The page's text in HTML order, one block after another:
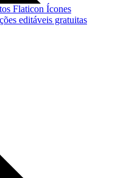
Flaticon Ícones
editáveis gratuitas